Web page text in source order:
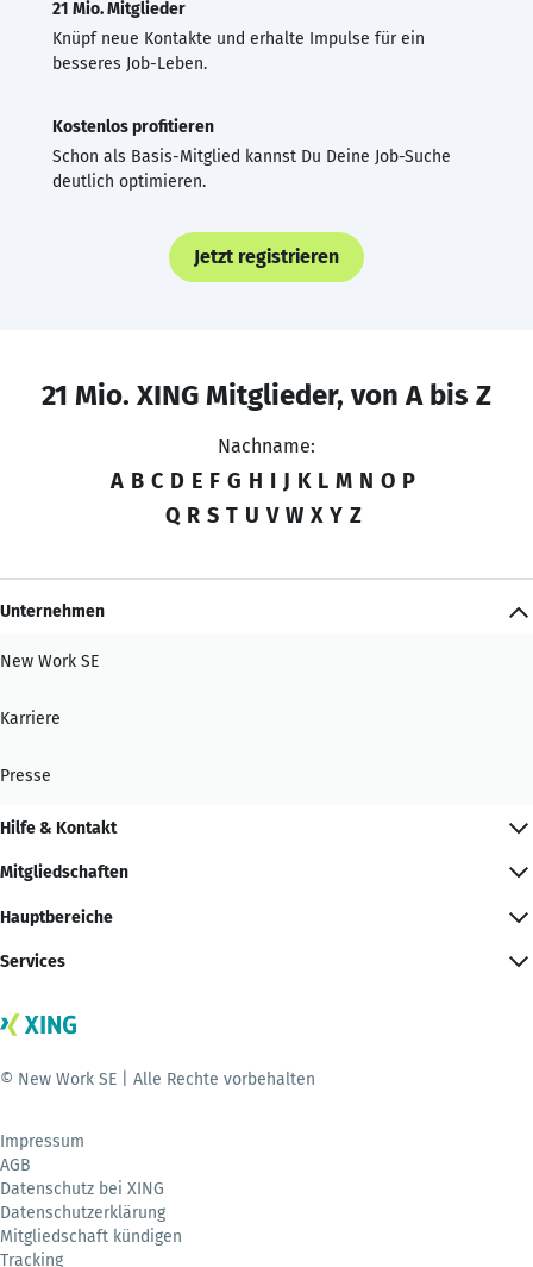
21 Mio. Mitglieder
Knüpf neue Kontakte und erhalte Impulse für ein
besseres Job-Leben.
Kostenlos profitieren
Schon als Basis-Mitglied kannst Du Deine Job-Suche
deutlich optimieren.
Jetzt registrieren
21 Mio. XING Mitglieder, von A bis Z
Nachname:
A B C D E F G H I J K L M N O P
Q R S T U V W X Y Z
Unternehmen
New Work SE
Karriere
Presse
Hilfe & Kontakt
Mitgliedschaften
Hauptbereiche
Services
© New Work SE | Alle Rechte vorbehalten
Impressum
AGB
Datenschutz bei XING
Datenschutzerklärung
Mitgliedschaft kündigen
Tracking